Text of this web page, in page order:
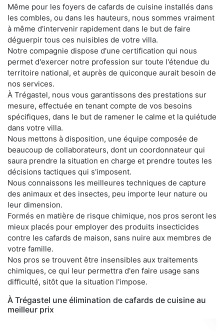
Même pour les foyers de cafards de cuisine installés dans
les combles, ou dans les hauteurs, nous sommes vraiment
à même d'intervenir rapidement dans le but de faire
déguerpir tous ces nuisibles de votre villa.
Notre compagnie dispose d'une certification qui nous
permet d'exercer notre profession sur toute l'étendue du
territoire national, et auprès de quiconque aurait besoin de
nos services.
À Trégastel, nous vous garantissons des prestations sur
mesure, effectuée en tenant compte de vos besoins
spécifiques, dans le but de ramener le calme et la quiétude
dans votre villa.
Nous mettons à disposition, une équipe composée de
beaucoup de collaborateurs, dont un coordonnateur qui
saura prendre la situation en charge et prendre toutes les
décisions tactiques qui s'imposent.
Nous connaissons les meilleures techniques de capture
des animaux et des insectes, peu importe leur nature ou
leur dimension.
Formés en matière de risque chimique, nos pros seront les
mieux placés pour employer des produits insecticides
contre les cafards de maison, sans nuire aux membres de
votre famille.
Nos pros se trouvent être insensibles aux traitements
chimiques, ce qui leur permettra d'en faire usage sans
difficulté, sitôt que la situation l'impose.
À Trégastel une élimination de cafards de cuisine au
meilleur prix